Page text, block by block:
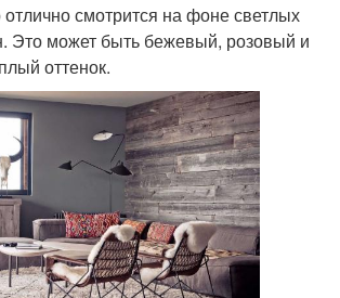
смотрится на фоне светлых
Это может быть бежевый, розовый и
оттенок.